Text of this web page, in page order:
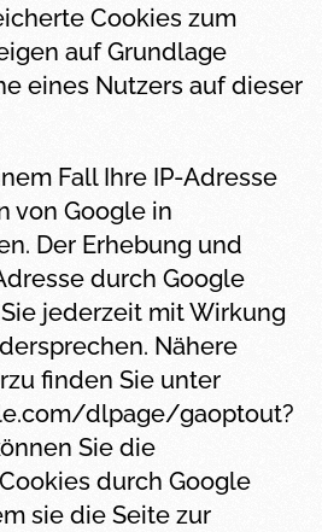
Cookies zum
auf Grundlage
eines Nutzers auf dieser
Fall Ihre IP-Adresse
von Google in
Der Erhebung und
durch Google
jederzeit mit Wirkung
Nähere
finden Sie unter
dlpage/gaoptout?
Sie die
durch Google
sie die Seite zur